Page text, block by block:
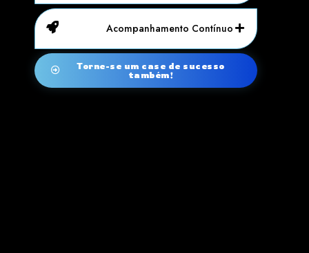
Acompanhamento Contínuo
Torne-se um case de sucesso
também!